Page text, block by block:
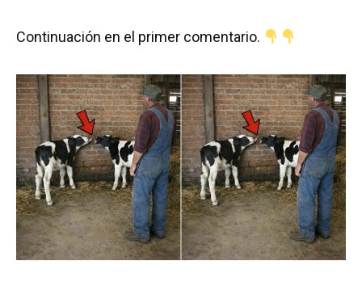
Continuación en el primer comentario.